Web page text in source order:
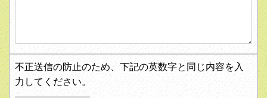
不正送信の防止のため、下記の英数字と同じ内容を入
力してください。